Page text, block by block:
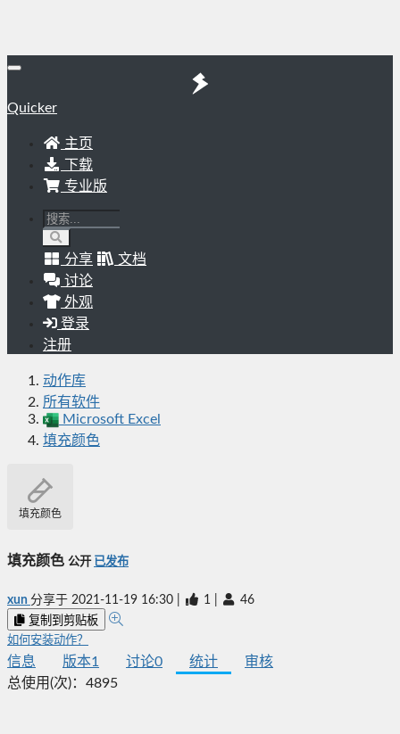
Quicker
主页
下载
专业版
分享
文档
讨论
外观
登录
注册
动作库
所有软件
Microsoft Excel
填充颜色
填充颜色
填充颜色 公开 已发布
xun 分享于 2021-11-19 16:30 1 46
复制到剪贴板
如何安装动作？
信息 版本1 讨论0 统计
审核
总使用(次)： 4895